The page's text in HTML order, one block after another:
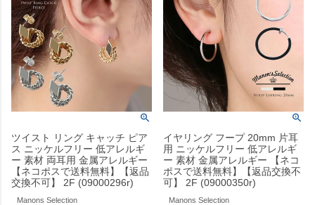
ツイスト リング キャッチ ピア
ス ニッケルフリー 低アレルギ
ー 素材 両耳用 金属アレルギー
【ネコポスで送料無料】【返品
交換不可】 2F (09000296r)
Manons Selection
イヤリング フープ 20mm 片耳
用 ニッケルフリー 低アレルギ
ー 素材 金属アレルギー 【ネコ
ポスで送料無料】【返品交換不
可】 2F (09000350r)
Manons Selection